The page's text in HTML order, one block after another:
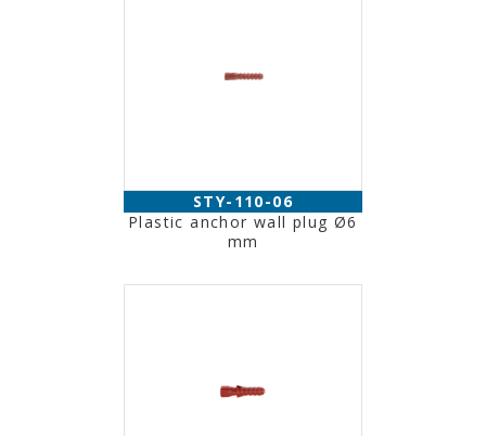
STY-110-06
Plastic anchor wall plug Ø6
mm